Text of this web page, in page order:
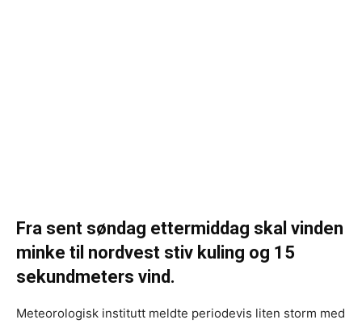
Fra sent søndag ettermiddag skal vinden
minke til nordvest stiv kuling og 15
sekundmeters vind.
Meteorologisk institutt meldte periodevis liten storm med